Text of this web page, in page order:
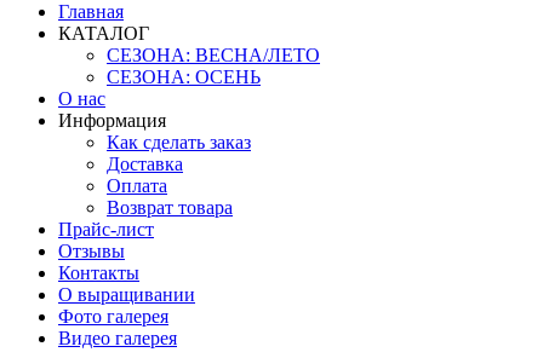
Главная
КАТАЛОГ
СЕЗОНА: ВЕСНА/ЛЕТО
СЕЗОНА: ОСЕНЬ
О нас
Информация
Как сделать заказ
Доставка
Оплата
Возврат товара
Прайс-лист
Отзывы
Контакты
О выращивании
Фото галерея
Видео галерея